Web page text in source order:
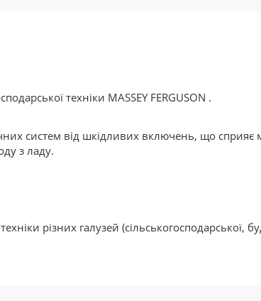
техніки MASSEY FERGUSON .
систем від шкідливих включень, що
з ладу.
різних галузей (сільськогосподарської,